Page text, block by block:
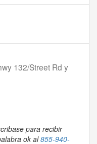
132/Street Rd y
para recibir
ok al855-940-